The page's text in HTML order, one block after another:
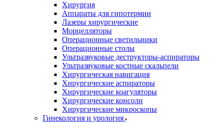
Хирургия
Аппараты для гипотермии
Лазеры хирургические
Морцелляторы
Операционные светильники
Операционные столы
Ультразвуковые деструкторы-аспираторы
Ультразвуковые костные скальпели
Хирургическая навигация
Хирургические аспираторы
Хирургические коагуляторы
Хирургические консоли
Хирургические микроскопы
Гинекология и урология